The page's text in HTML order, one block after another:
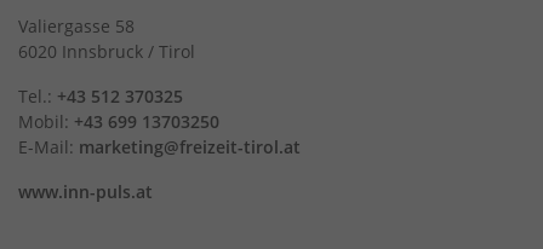
Valiergasse 58
6020 Innsbruck / Tirol
Tel.: +43 512 370325
Mobil: +43 699 13703250
E-Mail: marketing@freizeit-tirol.at
www.inn-puls.at